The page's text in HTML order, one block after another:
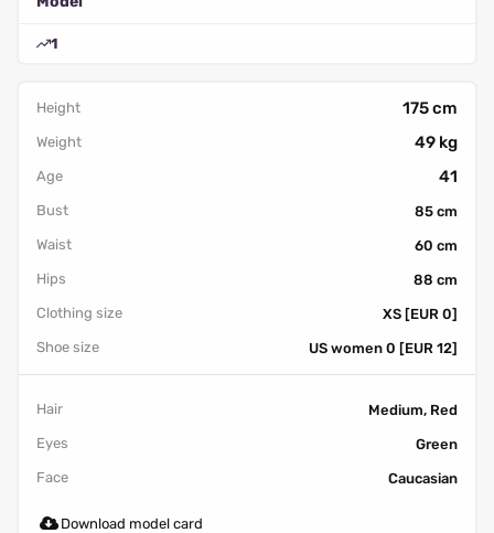
1
Height 175 cm
Weight 49 kg
Age 41
Bust
85 cm
Waist
60 cm
Hips
88 cm
Clothing size
XS [EUR 0]
Shoe size
US women 0 [EUR 12]
Hair
Medium, Red
Eyes
Green
Face
Caucasian
Download model card